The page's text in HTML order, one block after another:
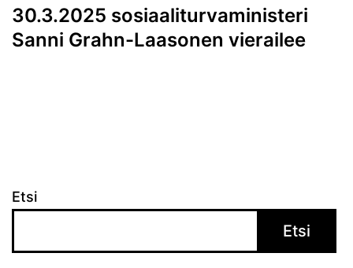
30.3.2025 sosiaaliturvaministeri
Sanni Grahn-Laasonen vierailee
Etsi
Etsi